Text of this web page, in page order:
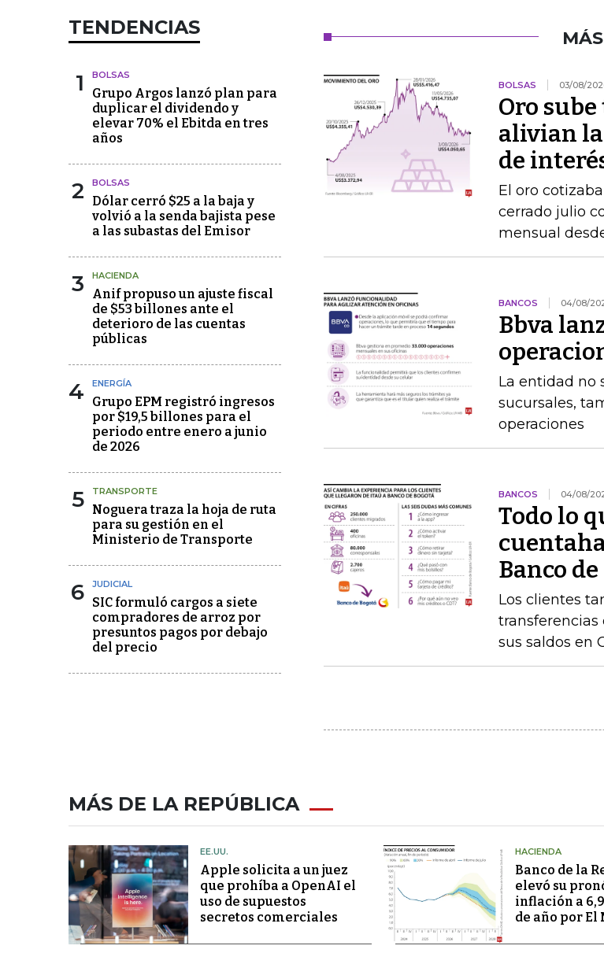
TENDENCIAS
1 BOLSAS
Grupo Argos lanzó plan para
duplicar el dividendo y
elevar 70% el Ebitda en tres
años
2 BOLSAS
Dólar cerró $25 a la baja y
volvió a la senda bajista pese
a las subastas del Emisor
3 HACIENDA
Anif propuso un ajuste fiscal
de $53 billones ante el
deterioro de las cuentas
públicas
4 ENERGÍA
Grupo EPM registró ingresos
por $19,5 billones para el
periodo entre enero a junio
de 2026
5 TRANSPORTE
Noguera traza la hoja de ruta
para su gestión en el
Ministerio de Transporte
6 JUDICIAL
SIC formuló cargos a siete
compradores de arroz por
presuntos pagos por debajo
del precio
BOLSAS 03/08/
Oro
alivian
de
El oro
cerrado julio
mensual
BANCOS 04/08/
Bbva
La entidad no
sucursales,
operaciones
BANCOS 04/08/
Todo lo
Banco
Los clientes
transferencias
sus saldos en
MÁS DE LA REPÚBLICA
EE.UU.
Apple solicita a un juez
que prohíba a OpenAI el
uso de supuestos
secretos comerciales
HACIENDA
Banco de la
elevó su
inflación a
de año por El